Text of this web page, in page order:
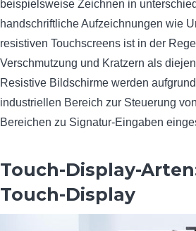
beispielsweise Zeichnen in
handschriftliche Aufzeichnungen wie
resistiven Touchscreens ist in der
Verschmutzung und Kratzern als
Resistive Bildschirme werden
industriellen Bereich zur Steuerung
Bereichen zu Signatur-Eingaben
Touch-Display-
Touch-Display